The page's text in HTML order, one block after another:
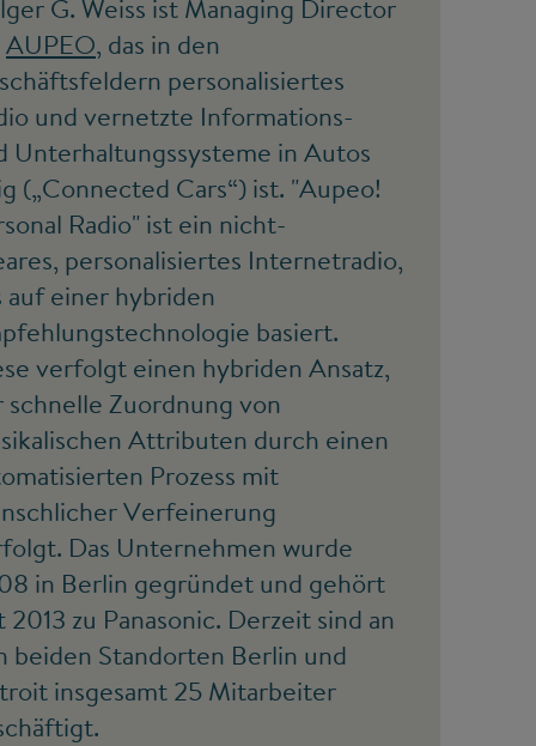
G. Weiss ist Managing Director
AUPEO, das in den
personalisiertes
und vernetzte Informations-
Unterhaltungssysteme in Autos
(„Connected Cars“) ist. "Aupeo!
Radio" ist ein nicht-
personalisiertes Internetradio,
auf einer hybriden
basiert.
verfolgt einen hybriden Ansatz,
schnelle Zuordnung von
Attributen durch einen
Prozess mit
Verfeinerung
Das Unternehmen wurde
in Berlin gegründet und gehört
2013 zu Panasonic. Derzeit sind an
beiden Standorten Berlin und
insgesamt 25 Mitarbeiter